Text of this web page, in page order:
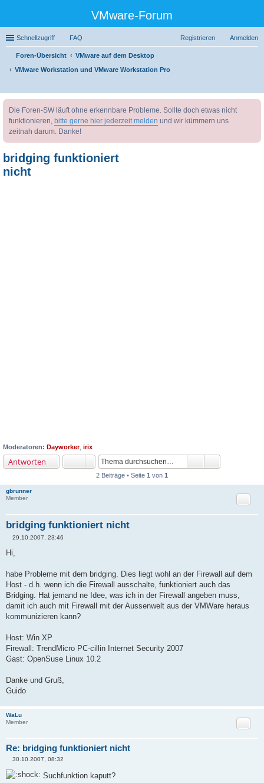
VMware-Forum
Schnellzugriff FAQ Anmelden
Registrieren
Foren-Übersicht
VMware auf dem Desktop
VMware Workstation und VMware Workstation Pro
uc
Die Foren-SW läuft ohne erkennbare Probleme. Sollte doch etwas nicht
funktionieren, bitte gerne hier jederzeit melden und wir kümmern uns
zeitnah darum. Danke!
bridging funktioniert
nicht
Moderatoren: Dayworker, irix
Antworten
2 Beiträge • Seite 1 von 1
gbrunner
Member
bridging funktioniert nicht
Zitat
a
g
29.10.2007, 23:46
Hi,
habe Probleme mit dem bridging. Dies liegt wohl an der Firewall auf dem
Host - d.h. wenn ich die Firewall ausschalte, funktioniert auch das
Bridging. Hat jemand ne Idee, was ich in der Firewall angeben muss,
damit ich auch mit Firewall mit der Aussenwelt aus der VMWare heraus
kommunizieren kann?
Host: Win XP
Firewall: TrendMicro PC-cillin Internet Security 2007
Gast: OpenSuse Linux 10.2
Danke und Gruß,
Guido
WaLu
Member
Re: bridging funktioniert nicht
Zitat
e
i
30.10.2007, 08:32
Suchfunktion kaputt?